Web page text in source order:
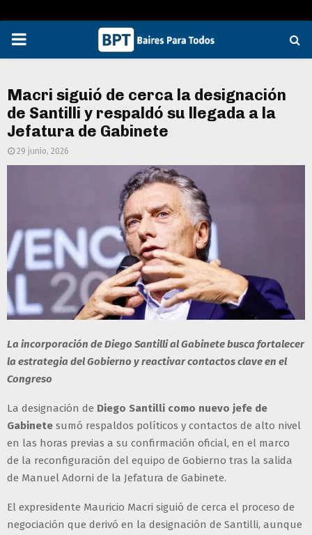
PRIMARY
Macri siguió de cerca la designación
de Santilli y respaldó su llegada a la
Jefatura de Gabinete
29 junio, 2026
La incorporación de Diego Santilli al Gabinete busca fortalecer
la estrategia del Gobierno y reactivar contactos clave en el
Congreso
La designación de Diego Santilli como nuevo jefe de
Gabinete sumó respaldos políticos y contactos de alto nivel
en las horas previas a su confirmación oficial, en el marco
de la reconfiguración del equipo de Gobierno tras la salida
de Manuel Adorni de la Jefatura de Gabinete.
El expresidente Mauricio Macri siguió de cerca el proceso de
negociación que derivó en la designación de Santilli, aunque